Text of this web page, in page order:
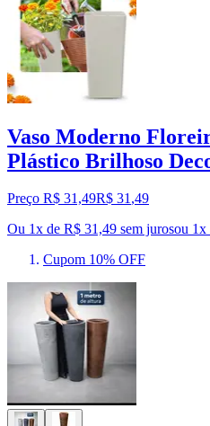
Vaso Moderno
Plástico Brilhoso
Preço R$ 31,49R$ 31,49
Ou 1x de R$ 31,49 sem jurosou 1x
Cupom 10% OFF